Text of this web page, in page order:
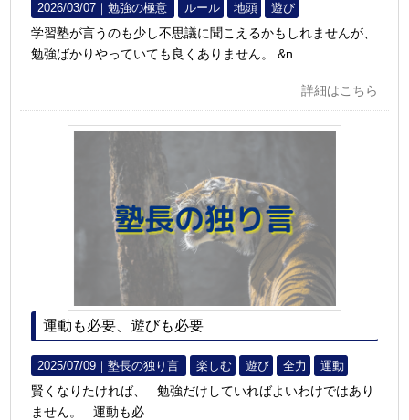
2026/03/07｜勉強の極意 ルール 地頭 遊び
学習塾が言うのも少し不思議に聞こえるかもしれませんが、
勉強ばかりやっていても良くありません。 &n
詳細はこちら
運動も必要、遊びも必要
2025/07/09｜塾長の独り言 楽しむ 遊び 全力 運動
賢くなりたければ、 勉強だけしていればよいわけではあり
ません。 運動も必